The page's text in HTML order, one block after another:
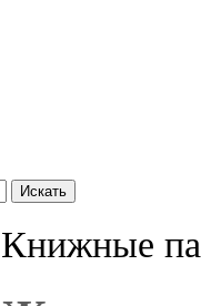
Искать
Книжные